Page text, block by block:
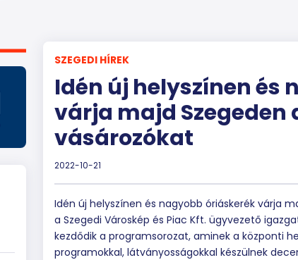
SZEGEDI HÍREK
Idén új helyszínen és
várja majd Szegeden
vásározókat
2022-10-21
Idén új helyszínen és nagyobb óriáskerék várja
a Szegedi Városkép és Piac Kft. ügyvezető
kezdődik a programsorozat, aminek a központi
programokkal, látványosságokkal készülnek